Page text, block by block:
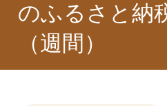
のふるさと納
（週間）